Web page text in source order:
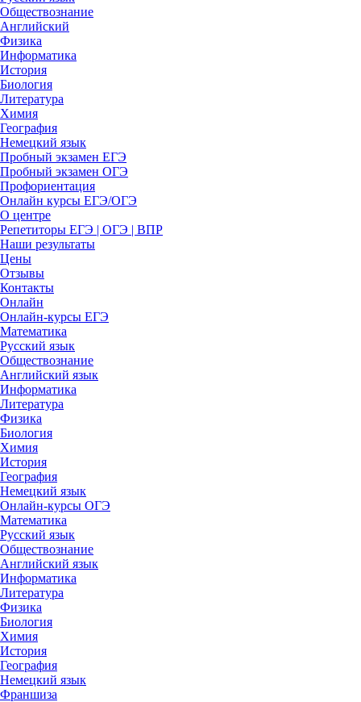
Обществознание
Английский
Физика
Информатика
История
Биология
Литература
Химия
География
Немецкий язык
Пробный экзамен ЕГЭ
Пробный экзамен ОГЭ
Профориентация
Онлайн курсы ЕГЭ/ОГЭ
О центре
Репетиторы ЕГЭ | ОГЭ | ВПР
Наши результаты
Цены
Отзывы
Контакты
Онлайн
Онлайн-курсы ЕГЭ
Математика
Русский язык
Обществознание
Английский язык
Информатика
Литература
Физика
Биология
Химия
История
География
Немецкий язык
Онлайн-курсы ОГЭ
Математика
Русский язык
Обществознание
Английский язык
Информатика
Литература
Физика
Биология
Химия
История
География
Немецкий язык
Франшиза